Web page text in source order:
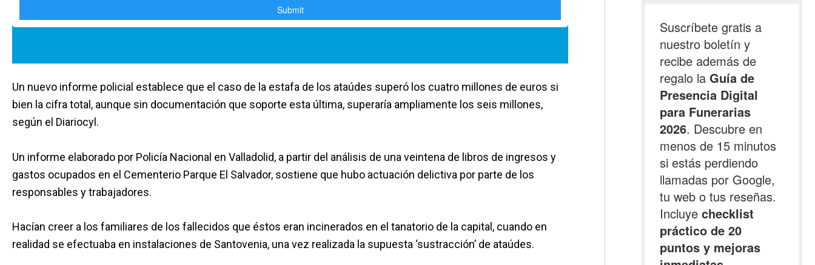
Un nuevo informe policial establece que el caso de la estafa de los ataúdes superó los cuatro millones de euros si
bien la cifra total, aunque sin documentación que soporte esta última, superaría ampliamente los seis millones,
según el Diariocyl.
Un informe elaborado por Policía Nacional en Valladolid, a partir del análisis de una veintena de libros de ingresos y
gastos ocupados en el Cementerio Parque El Salvador, sostiene que hubo actuación delictiva por parte de los
responsables y trabajadores.
Hacían creer a los familiares de los fallecidos que éstos eran incinerados en el tanatorio de la capital, cuando en
realidad se efectuaba en instalaciones de Santovenia, una vez realizada la supuesta ‘sustracción’ de ataúdes.